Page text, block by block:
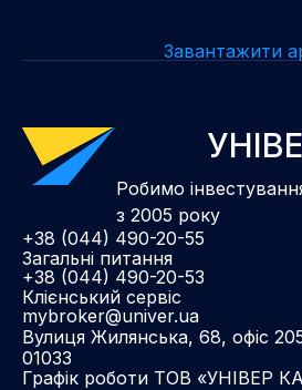
Завантажити
Робимо
з 2005 року
+38 (044) 490-20-55
Загальні питання
+38 (044) 490-20-53
Клієнський сервіс
mybroker@univer.ua
Вулиця Жилянська, 68, офіс
01033
Графік роботи ТОВ «УНІВЕР